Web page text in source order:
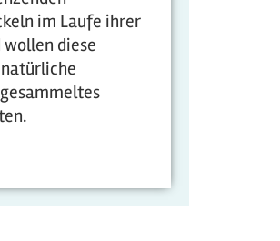
im Laufe ihrer
diese